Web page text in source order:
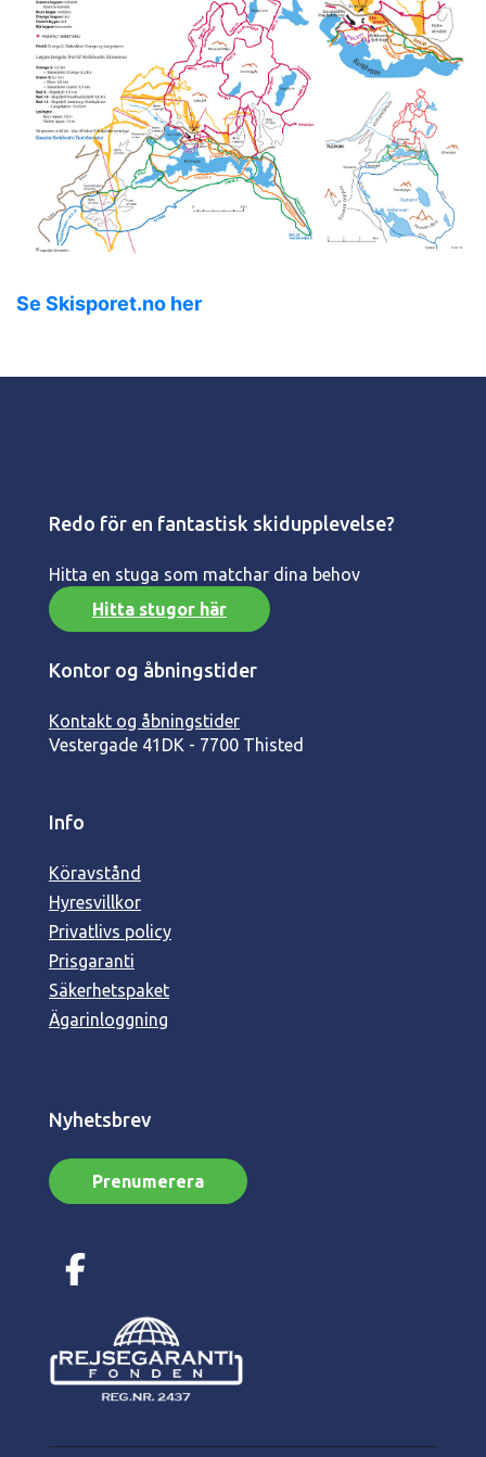
Se Skisporet.no her
Redo för en fantastisk skidupplevelse?
Hitta en stuga som matchar dina behov
Hitta stugor här
Kontor og åbningstider
Kontakt og åbningstider
Vestergade 41 DK - 7700 Thisted
Info
Köravstånd
Hyresvillkor
Privatlivs policy
Prisgaranti
Säkerhetspaket
Ägarinloggning
Nyhetsbrev
Prenumerera